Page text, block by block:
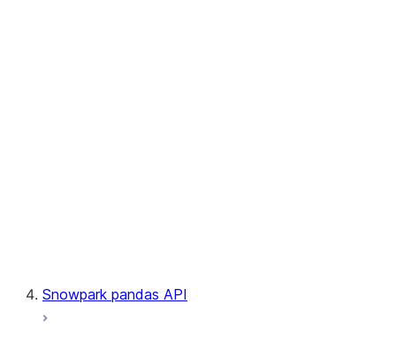
Snowpark pandas API